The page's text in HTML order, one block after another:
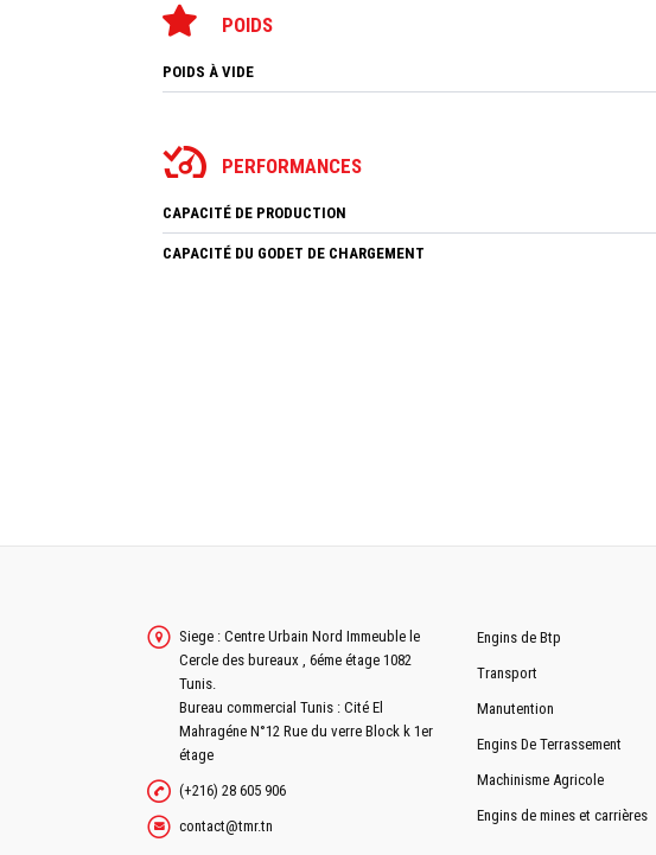
POIDS
POIDS À VIDE
PERFORMANCES
CAPACITÉ DE PRODUCTION
CAPACITÉ DU GODET DE CHARGEMENT
HAUTEUR HORS TOUT
RAYON DE BRAQUAGE
VIDE (%)
Siege : Centre Urbain Nord Immeuble le
Cercle des bureaux , 6éme étage 1082
Tunis.
Bureau commercial Tunis : Cité El
Mahragéne N°12 Rue du verre Block k 1er
étage
(+216) 28 605 906
contact@tmr.tn
Engins de Btp
Transport
Manutention
Engins De Terrassement
Machinisme Agricole
Engins de mines et carrières